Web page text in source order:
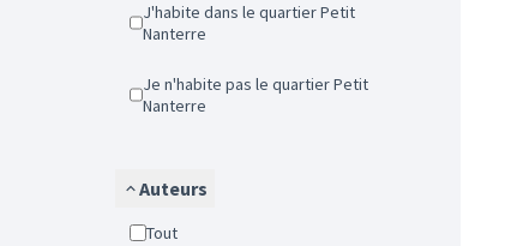
J'habite dans le quartier Petit
Nanterre
Je n'habite pas le quartier Petit
Nanterre
Auteurs
Tout